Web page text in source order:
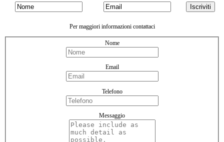
Per maggiori informazioni contattaci
Nome
Email
Telefono
Messaggio